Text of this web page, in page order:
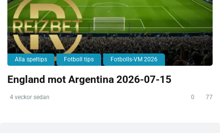
Alla speltips Fotboll tips Fotbolls-VM 2026
England mot Argentina 2026-07-15
4 veckor sedan 0 77